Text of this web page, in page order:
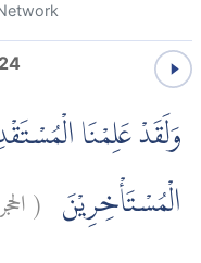
وَلَقَدْ عَلِمْنَا
الْمُسْتَأْخِرِيْنَ (